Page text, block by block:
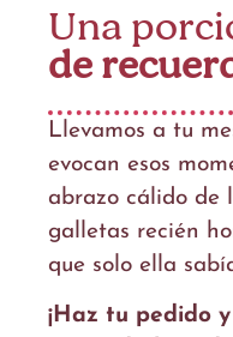
Una
de
Llevamos a tu
evocan esos
abrazo cálido de
galletas recién
que solo ella
¡Haz tu pedido